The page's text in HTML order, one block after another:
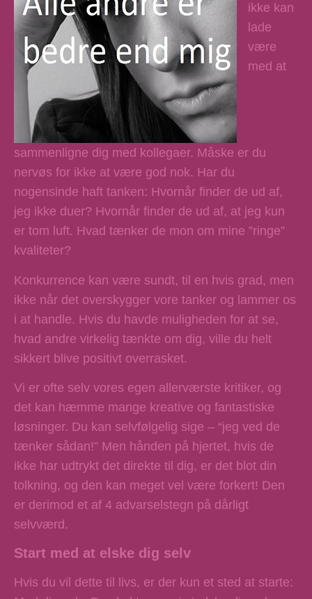
ikke kan
lade
være
med at
sammenligne dig med kollegaer. Måske er du
nervøs for ikke at være god nok. Har du
nogensinde haft tanken: Hvornår finder de ud af,
jeg ikke duer? Hvornår finder de ud af, at jeg kun
er tom luft. Hvad tænker de mon om mine ”ringe”
kvaliteter?
Konkurrence kan være sundt, til en hvis grad, men
ikke når det overskygger vore tanker og lammer os
i at handle. Hvis du havde muligheden for at se,
hvad andre virkelig tænkte om dig, ville du helt
sikkert blive positivt overrasket.
Vi er ofte selv vores egen allerværste kritiker, og
det kan hæmme mange kreative og fantastiske
løsninger. Du kan selvfølgelig sige – “jeg ved de
tænker sådan!” Men hånden på hjertet, hvis de
ikke har udtrykt det direkte til dig, er det blot din
tolkning, og den kan meget vel være forkert! Den
er derimod et af 4 advarselstegn på dårligt
selvværd.
Start med at elske dig selv
Hvis du vil dette til livs, er der kun et sted at starte: